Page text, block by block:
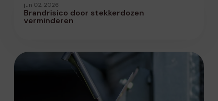
jun 02, 2026
Brandrisico door stekkerdozen
verminderen